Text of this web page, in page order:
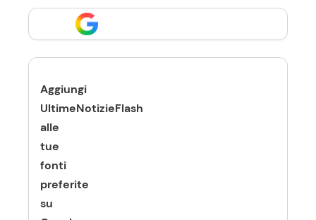
Aggiungi
UltimeNotizieFlash
alle
tue
fonti
preferite
su